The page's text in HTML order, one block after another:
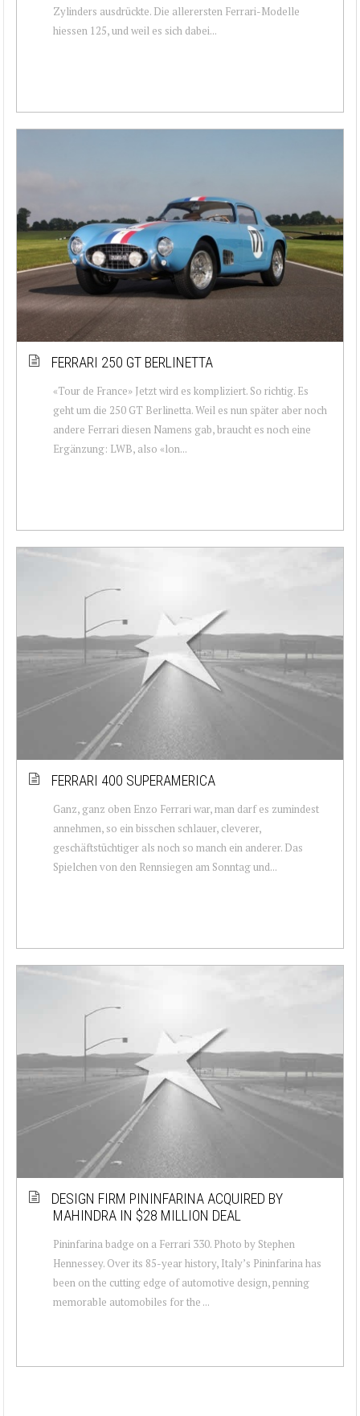
Zylinders ausdrückte. Die allerersten Ferrari-Modelle
hiessen 125, und weil es sich dabei...
FERRARI 250 GT BERLINETTA
«Tour de France» Jetzt wird es kompliziert. So richtig. Es
geht um die 250 GT Berlinetta. Weil es nun später aber noch
andere Ferrari diesen Namens gab, braucht es noch eine
Ergänzung: LWB, also «lon...
FERRARI 400 SUPERAMERICA
Ganz, ganz oben Enzo Ferrari war, man darf es zumindest
annehmen, so ein bisschen schlauer, cleverer,
geschäftstüchtiger als noch so manch ein anderer. Das
Spielchen von den Rennsiegen am Sonntag und...
DESIGN FIRM PININFARINA ACQUIRED BY
MAHINDRA IN $28 MILLION DEAL
Pininfarina badge on a Ferrari 330. Photo by Stephen
Hennessey. Over its 85-year history, Italy’s Pininfarina has
been on the cutting edge of automotive design, penning
memorable automobiles for the ...